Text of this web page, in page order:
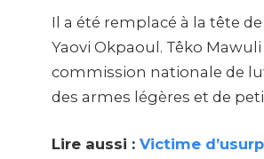
Il a été remplacé à la tête
Yaovi Okpaoul. Têko
commission nationale de
des armes légères et de
Lire aussi : Victime